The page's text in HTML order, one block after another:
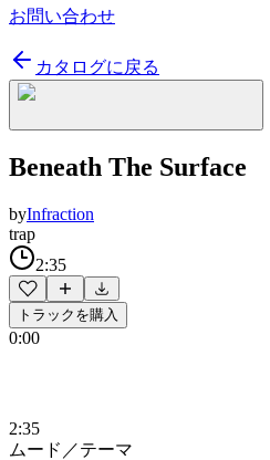
お問い合わせ
カタログに戻る
Beneath The Surface
byInfraction
trap
2:35
トラックを購入
0:00
2:35
ムード／テーマ